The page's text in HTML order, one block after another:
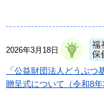
2026年3月18日
「公益財団法人どうぶつ
贈呈式について（令和8年